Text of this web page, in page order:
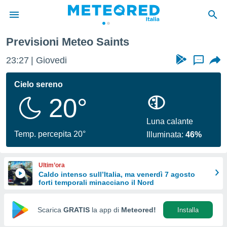
di
per
le
di
Web
Previsioni Meteo Saints
23:27 Giovedi ...
Cielo sereno
20°
Temp. percepita 20°
Luna calante
Illuminata:46%
Ultim’ora
Caldo intenso sull’Italia, ma venerdì 7 agosto
forti temporali minacciano il Nord
Scarica GRATIS la app di Meteored! Installa